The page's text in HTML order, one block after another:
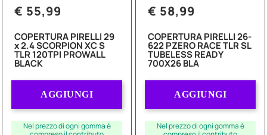
€ 55,99
COPERTURA PIRELLI 29
x 2.4 SCORPION XC S
TLR 120TPI PROWALL
BLACK
AGGIUNGI
Nel prezzo di ogni gomma è
€ 58,99
COPERTURA PIRELLI 26-
622 PZERO RACE TLR SL
TUBELESS READY
700X26 BLA
AGGIUNGI
Nel prezzo di ogni gomma è